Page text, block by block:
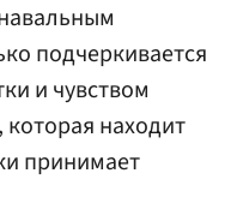
подчеркивается
и чувством
находит
принимает